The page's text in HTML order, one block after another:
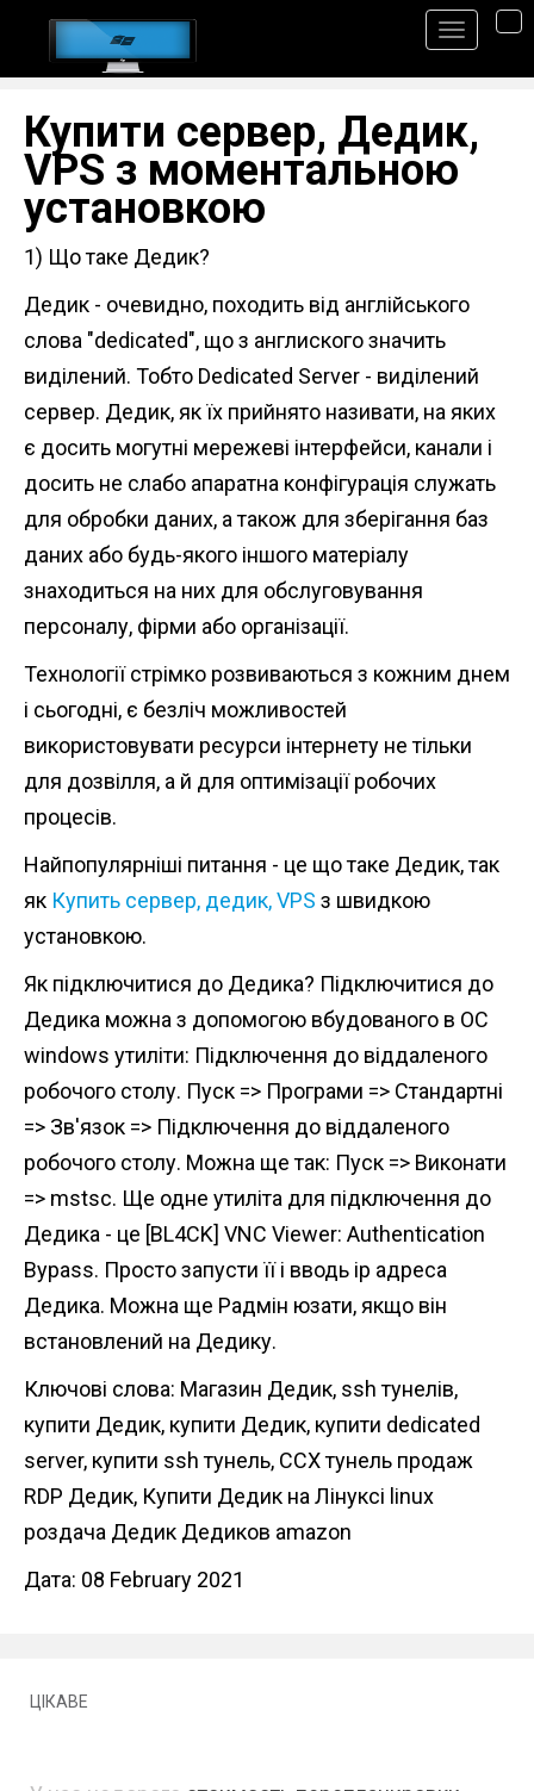
Купити сервер, Дедик,
VPS з моментальною
установкою
1) Що таке Дедик?
Дедик - очевидно, походить від англійського
слова "dedicated", що з англиского значить
виділений. Тобто Dedicated Server - виділений
сервер. Дедик, як їх прийнято називати, на яких
є досить могутні мережеві інтерфейси, канали і
досить не слабо апаратна конфігурація служать
для обробки даних, а також для зберігання баз
даних або будь-якого іншого матеріалу
знаходиться на них для обслуговування
персоналу, фірми або організації.
Технології стрімко розвиваються з кожним днем
і сьогодні, є безліч можливостей
використовувати ресурси інтернету не тільки
для дозвілля, а й для оптимізації робочих
процесів.
Найпопулярніші питання - це що таке Дедик, так
як Купить сервер, дедик, VPS з швидкою
установкою.
Як підключитися до Дедика? Підключитися до
Дедика можна з допомогою вбудованого в ОС
windows утиліти: Підключення до віддаленого
робочого столу. Пуск => Програми => Стандартні
=> Зв'язок => Підключення до віддаленого
робочого столу. Можна ще так: Пуск => Виконати
=> mstsc. Ще одне утиліта для підключення до
Дедика - це [BL4CK] VNC Viewer: Authentication
Bypass. Просто запусти її і вводь ip адреса
Дедика. Можна ще Радмін юзати, якщо він
встановлений на Дедику.
Ключові слова: Магазин Дедик, ssh тунелів,
купити Дедик, купити Дедик, купити dedicated
server, купити ssh тунель, ССХ тунель продаж
RDP Дедик, Купити Дедик на Лінуксі linux
роздача Дедик Дедиков amazon
Дата: 08 February 2021
ЦІКАВЕ